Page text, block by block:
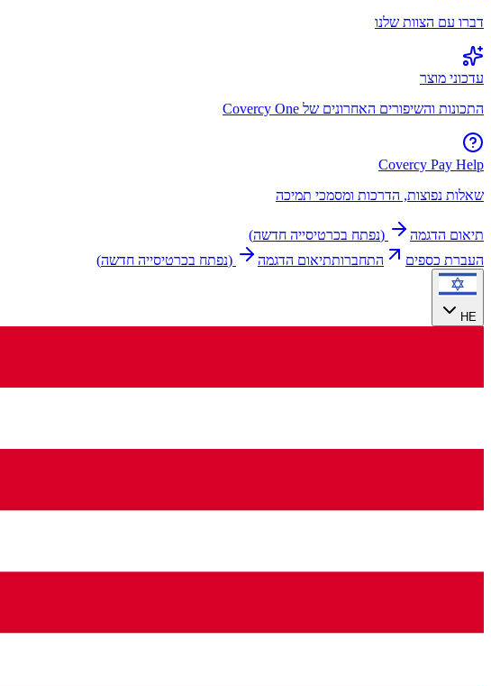
דברו עם הצוות שלנו
עדכוני מוצר
התכונות והשיפורים האחרונים של Covercy One
Covercy Pay Help
שאלות נפוצות, הדרכות ומסמכי תמיכה
תיאום הדגמה (נפתח בכרטיסייה חדשה)
העברת כספים
התחברותתיאום הדגמה (נפתח בכרטיסייה חדשה)
HE